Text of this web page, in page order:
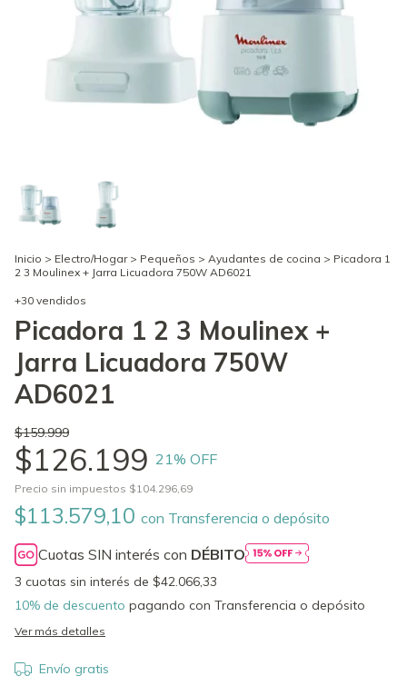
Inicio > Electro/Hogar > Pequeños > Ayudantes de cocina > Picadora 1
2 3 Moulinex + Jarra Licuadora 750W AD6021
+30 vendidos
Picadora 1 2 3 Moulinex +
Jarra Licuadora 750W
AD6021
$159.999
$126.199 21% OFF
Precio sin impuestos $104.296,69
$113.579,10 con Transferencia o depósito
Cuotas SIN interés con DÉBITO
3 cuotas sin interés de $42.066,33
10% de descuento pagando con Transferencia o depósito
Ver más detalles
Envío gratis